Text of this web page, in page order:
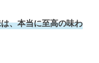
、本当に至高の味わ